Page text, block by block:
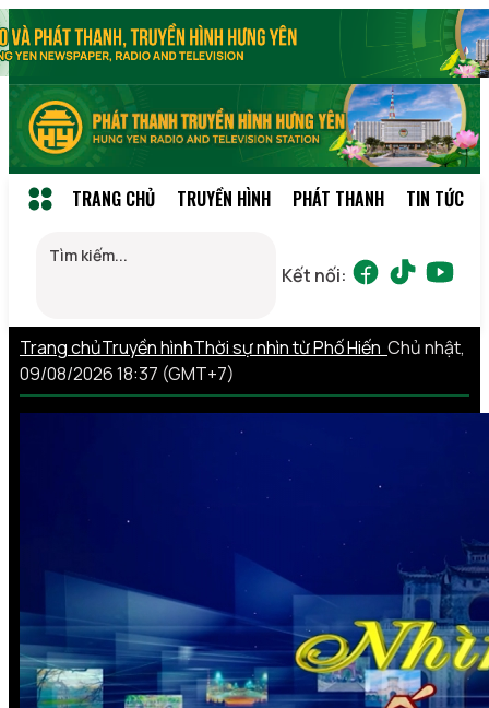
TRANG CHỦ TRUYỀN HÌNH PHÁT THANH TIN TỨC
Kết nối:
Trang chủTruyền hìnhThời sự nhìn từ Phố Hiến Chủ nhật,
09/08/2026 18:37 (GMT+7)